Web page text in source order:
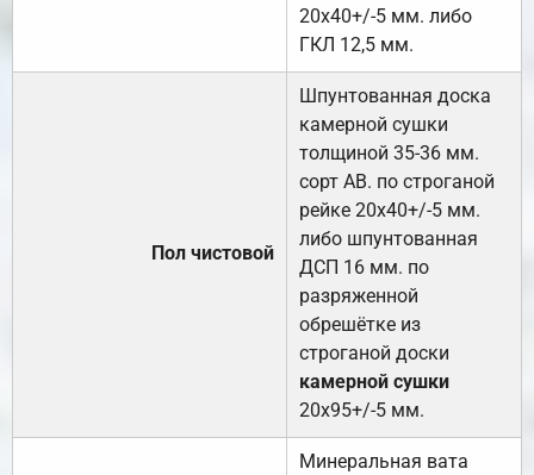
20х40+/-5 мм. либо
ГКЛ 12,5 мм.
Пол чистовой
Шпунтованная доска
камерной сушки
толщиной 35-36 мм.
сорт АВ. по строганой
рейке 20х40+/-5 мм.
либо шпунтованная
ДСП 16 мм. по
разряженной
обрешётке из
строганой доски
камерной сушки
20х95+/-5 мм.
Минеральная вата